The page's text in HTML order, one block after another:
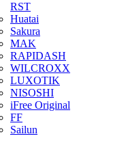
RST
Huatai
Sakura
MAK
RAPIDASH
WILCROXX
LUXOTIK
NISOSHI
iFree Original
FF
Sailun